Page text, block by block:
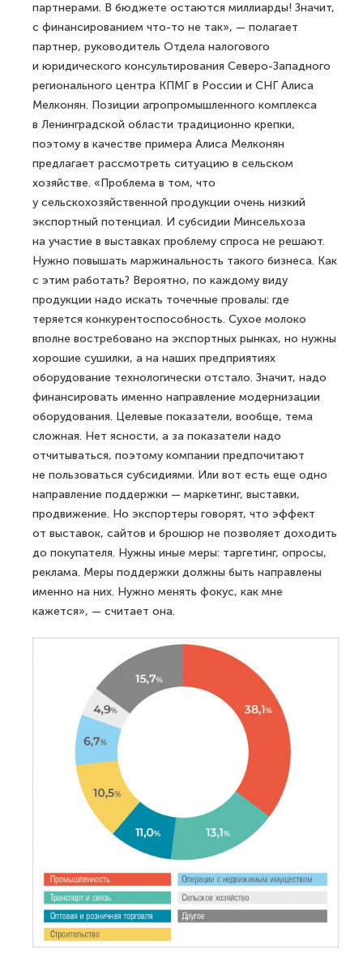
партнерами. В бюджете остаются миллиарды! Значит,
с финансированием что-то не так», — полагает
партнер, руководитель Отдела налогового
и юридического консультирования Северо-Западного
регионального центра КПМГ в России и СНГ Алиса
Мелконян. Позиции агропромышленного комплекса
в Ленинградской области традиционно крепки,
поэтому в качестве примера Алиса Мелконян
предлагает рассмотреть ситуацию в сельском
хозяйстве. «Проблема в том, что
у сельскохозяйственной продукции очень низкий
экспортный потенциал. И субсидии Минсельхоза
на участие в выставках проблему спроса не решают.
Нужно повышать маржинальность такого бизнеса. Как
с этим работать? Вероятно, по каждому виду
продукции надо искать точечные провалы: где
теряется конкурентоспособность. Сухое молоко
вполне востребовано на экспортных рынках, но нужны
хорошие сушилки, а на наших предприятиях
оборудование технологически отстало. Значит, надо
финансировать именно направление модернизации
оборудования. Целевые показатели, вообще, тема
сложная. Нет ясности, а за показатели надо
отчитываться, поэтому компании предпочитают
не пользоваться субсидиями. Или вот есть еще одно
направление поддержки — маркетинг, выставки,
продвижение. Но экспортеры говорят, что эффект
от выставок, сайтов и брошюр не позволяет доходить
до покупателя. Нужны иные меры: таргетинг, опросы,
реклама. Меры поддержки должны быть направлены
именно на них. Нужно менять фокус, как мне
кажется», — считает она.